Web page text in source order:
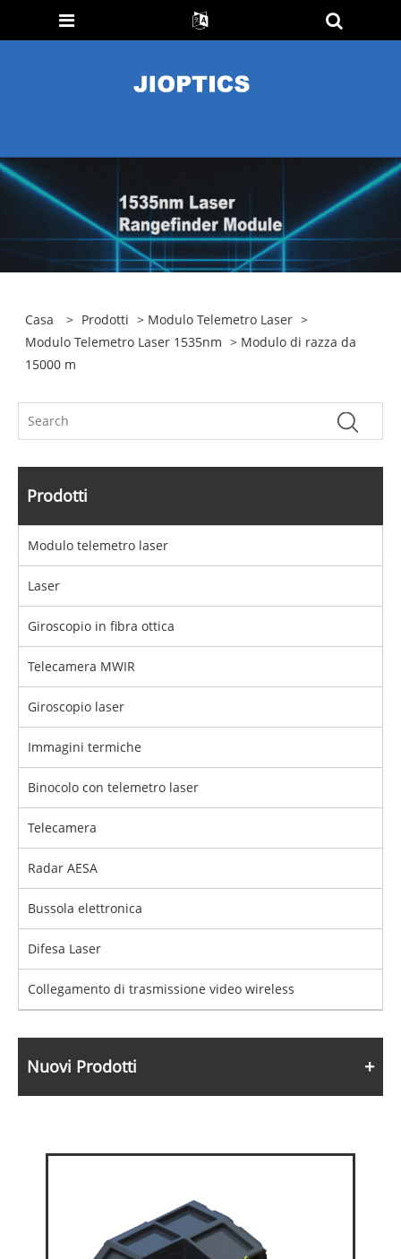
Casa > Prodotti > Modulo Telemetro Laser >
Modulo Telemetro Laser 1535nm > Modulo di razza da
15000 m
Prodotti
Modulo telemetro laser
Laser
Giroscopio in fibra ottica
Telecamera MWIR
Giroscopio laser
Immagini termiche
Binocolo con telemetro laser
Telecamera
Radar AESA
Bussola elettronica
Difesa Laser
Collegamento di trasmissione video wireless
Nuovi Prodotti